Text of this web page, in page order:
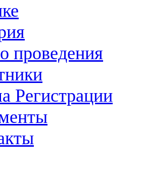
проведения
Регистрации